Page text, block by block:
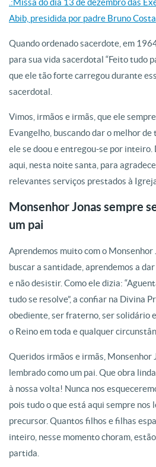
.:Missa do dia 13 de dezembro das
Abib, presidida por padre Bruno Costa
Quando ordenado sacerdote, em
para sua vida sacerdotal “Feito tudo
que ele tão forte carregou durante
sacerdotal.
Vimos, irmãos e irmãs, que ele
Evangelho, buscando dar o melhor de
ele se doou e entregou-se por inteiro.
aqui, nesta noite santa, para
relevantes serviços prestados à
Monsenhor Jonas sempre
um pai
Aprendemos muito com o Monsenhor
buscar a santidade, aprendemos a
e não desistir. Como ele dizia:
tudo se resolve”, a confiar na Divina
obediente, ser fraterno, ser solidário
o Reino em toda e qualquer
Queridos irmãos e irmãs, Monsenhor
lembrado como um pai. Que obra
à nossa volta! Nunca nos
pois tudo o que está aqui sempre nos
precursor. Quantos filhos e filhas
inteiro, nesse momento choram,
partida.